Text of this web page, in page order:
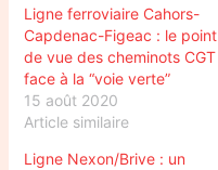
Ligne ferroviaire Cahors-
Capdenac-Figeac : le point
de vue des cheminots CGT
face à la “voie verte”
15 août 2020
Article similaire
Ligne Nexon/Brive : un